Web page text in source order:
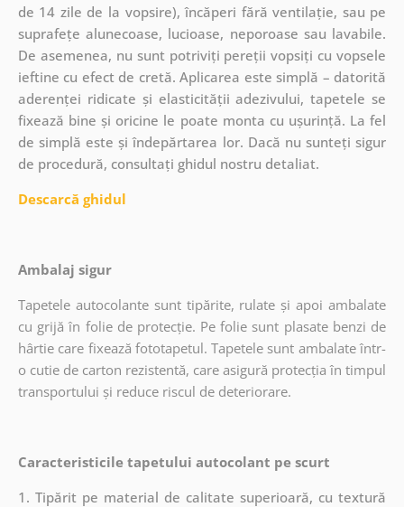
de 14 zile de la vopsire), încăperi fără ventilație, sau pe
suprafețe alunecoase, lucioase, neporoase sau lavabile.
De asemenea, nu sunt potriviți pereții vopsiți cu vopsele
ieftine cu efect de cretă. Aplicarea este simplă – datorită
aderenței ridicate și elasticității adezivului, tapetele se
fixează bine și oricine le poate monta cu ușurință. La fel
de simplă este și îndepărtarea lor. Dacă nu sunteți sigur
de procedură, consultați ghidul nostru detaliat.
Descarcă ghidul
Ambalaj sigur
Tapetele autocolante sunt tipărite, rulate și apoi ambalate
cu grijă în folie de protecție. Pe folie sunt plasate benzi de
hârtie care fixează fototapetul. Tapetele sunt ambalate într-
o cutie de carton rezistentă, care asigură protecția în timpul
transportului și reduce riscul de deteriorare.
Caracteristicile tapetului autocolant pe scurt
1. Tipărit pe material de calitate superioară, cu textură